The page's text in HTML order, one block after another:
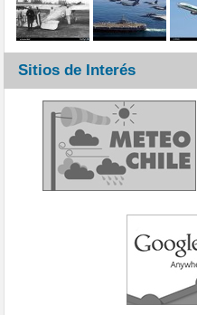
Sitios de Interés